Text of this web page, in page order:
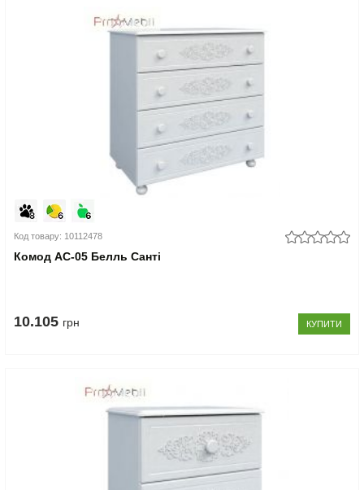
Код товару: 10112478
Комод АС-05 Белль Санті
10.105 грн КУПИТИ